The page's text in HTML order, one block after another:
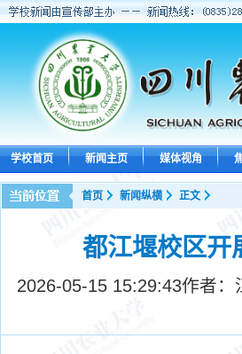
学校首页 新闻主页 媒体视角
首页 新闻纵横 正文
都江堰校区开
2026-05-15 15:29:43作者：